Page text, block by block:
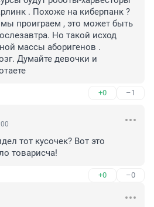
. Похоже на киберпанк ?
проиграем , это может быть
Но такой исход
массы аборигенов .
Думайте девочки и
+0 –1
тот кусочек? Вот это
товарисча!
+0 –0